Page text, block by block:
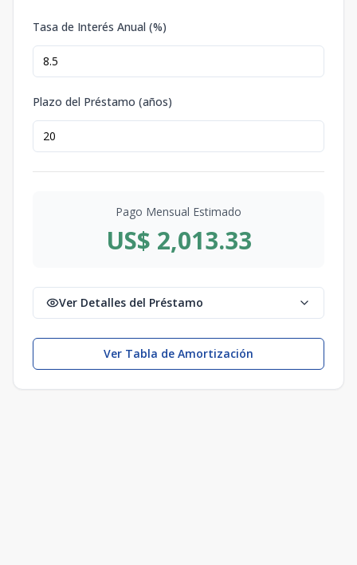
Tasa de Interés Anual (%)
Plazo del Préstamo (años)
Pago Mensual Estimado
US$ 2,013.33
Ver Detalles del Préstamo
Ver Tabla de Amortización